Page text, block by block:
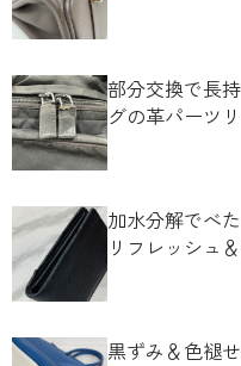
部分交換で長
グの革パーツ
加水分解でべ
リフレッシュ
黒ずみ＆色褪